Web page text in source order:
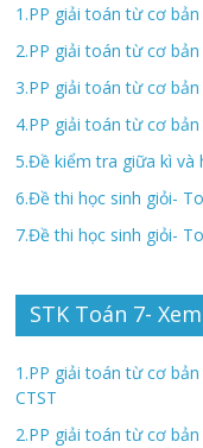
1.PP giải toán từ cơ
2.PP giải toán từ cơ
3.PP giải toán từ cơ
4.PP giải toán từ cơ
5.Đề kiểm tra giữa kì và
6.Đề thi học sinh giỏi-
7.Đề thi học sinh giỏi-
STK Toán 7-
1.PP giải toán từ cơ
CTST
2.PP giải toán từ cơ